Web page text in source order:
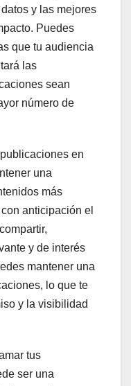
y las mejores
Puedes
que tu audiencia
las
sean
número de
en
una
más
anticipación el
y de interés
mantener una
lo que te
y la visibilidad
tus
ser una